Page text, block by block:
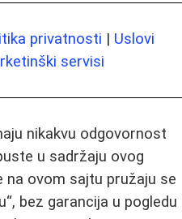
privatnosti | Uslovi
servisi
nikakvu odgovornost
u sadržaju ovog
ovom sajtu pružaju se
bez garancija u pogledu